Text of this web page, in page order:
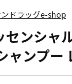
ドラッグe-shop
センシャ
ャンプー